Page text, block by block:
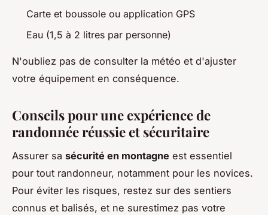
Carte et boussole ou application GPS
Eau (1,5 à 2 litres par personne)
N'oubliez pas de consulter la météo et d'ajuster
votre équipement en conséquence.
Conseils pour une expérience de
randonnée réussie et sécuritaire
Assurer sa sécurité en montagne est essentiel
pour tout randonneur, notamment pour les novices.
Pour éviter les risques, restez sur des sentiers
connus et balisés, et ne surestimez pas votre